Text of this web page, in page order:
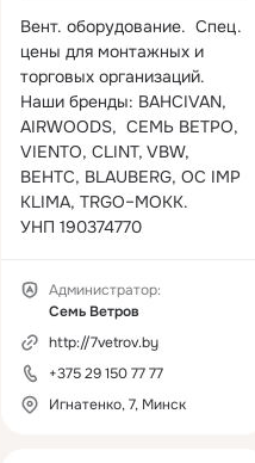
Вент. оборудование.  Cпец.
цены для монтажных и
торговых организаций.
Наши бренды: BAHCIVAN,
AIRWOODS,  СЕМЬ ВЕТРО,
VIENTO, CLINT, VBW,
ВЕНТС, BLAUBERG, OC IMP
KLIMA, TRGO–MOKK.
УНП 190374770
Администратор:
Семь Ветров
http://7vetrov.by
+375 29 150 77 77
Игнатенко, 7, Минск